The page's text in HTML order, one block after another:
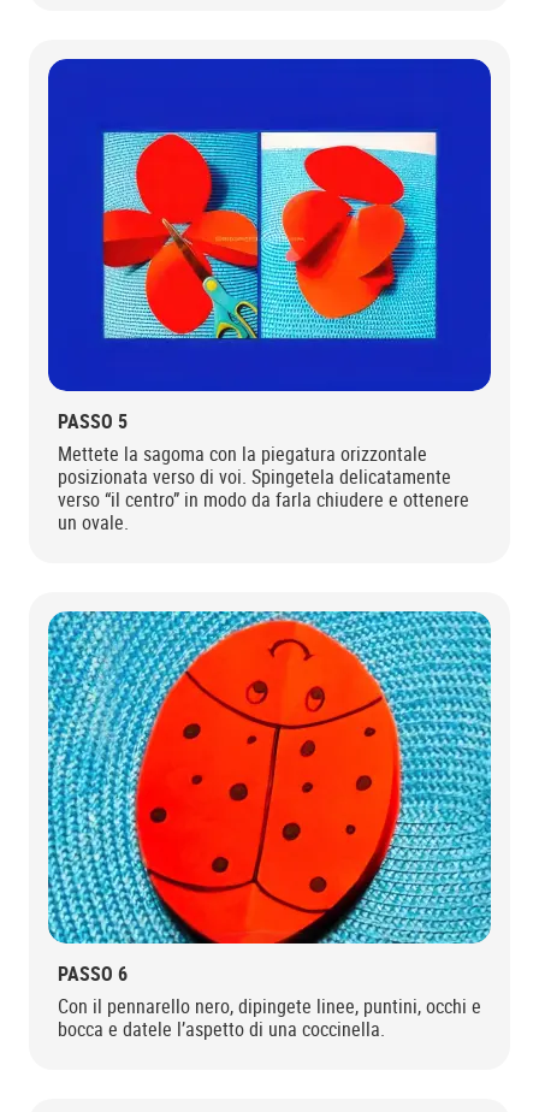
PASSO 5
Mettete la sagoma con la piegatura orizzontale
posizionata verso di voi. Spingetela delicatamente
verso “il centro” in modo da farla chiudere e ottenere
un ovale.
PASSO 6
Con il pennarello nero, dipingete linee, puntini, occhi e
bocca e datele l’aspetto di una coccinella.